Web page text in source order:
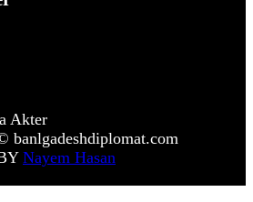
Akter
Nayem Hasan